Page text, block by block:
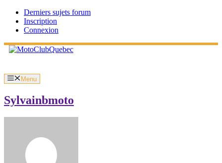
Aller
contenu
Derniers sujets forum
Inscription
Connexion
Menu
Sylvainbmoto